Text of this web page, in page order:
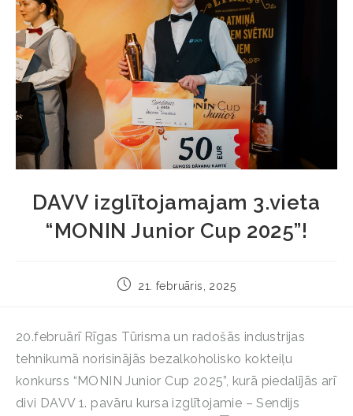
DAVV izglītojamajam 3.vieta
“MONIN Junior Cup 2025”!
21. februāris, 2025
20.februārī Rīgas Tūrisma un radošās industrijas
tehnikumā norisinājās bezalkoholisko kokteiļu
konkurss “MONIN Junior Cup 2025”, kurā piedalījās arī
divi DAVV 1. pavāru kursa izglītojamie – Sendijs